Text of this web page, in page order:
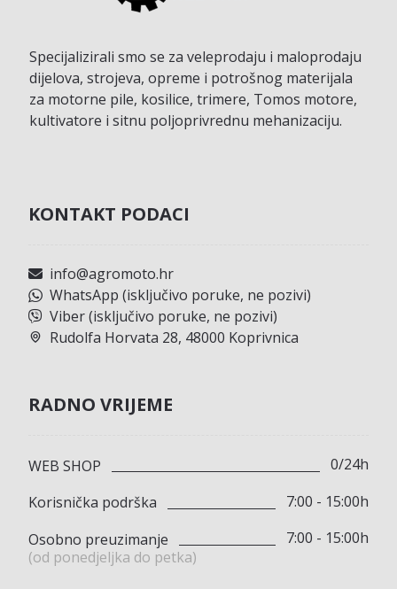
Specijalizirali smo se za veleprodaju i maloprodaju
dijelova, strojeva, opreme i potrošnog materijala
za motorne pile, kosilice, trimere, Tomos motore,
kultivatore i sitnu poljoprivrednu mehanizaciju.
KONTAKT PODACI
info@agromoto.hr
WhatsApp (isključivo poruke, ne pozivi)
Viber (isključivo poruke, ne pozivi)
Rudolfa Horvata 28, 48000 Koprivnica
RADNO VRIJEME
WEB SHOP
0/24h
Korisnička podrška
7:00 - 15:00h
Osobno preuzimanje
(od ponedjeljka do petka)
7:00 - 15:00h